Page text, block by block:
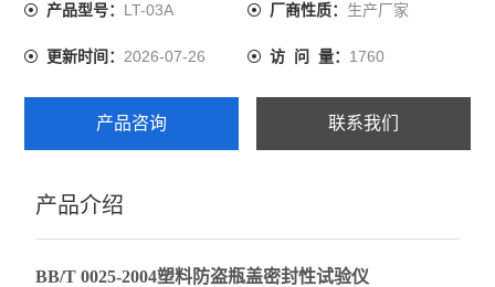
产品型号： LT-03A 厂商性质： 生产厂家
更新时间：2026-07-26 访 问 量： 1760
产品咨询 联系我们
产品介绍
BB/T 0025-2004塑料防盗瓶盖密封性试验仪